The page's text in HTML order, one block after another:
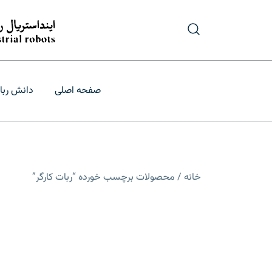
فروش و
درگاه تأمین و
صفحه اصلی دانش
خانه / محصولات برچسب خورده “ربات کارگر”